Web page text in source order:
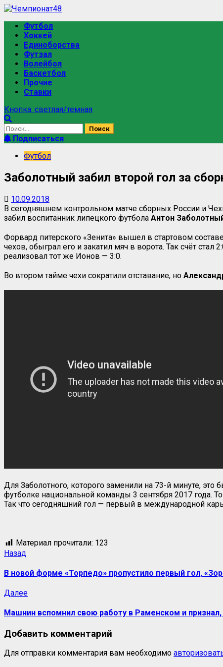
Футбол
Хоккей
Единоборства
Футзал
Волейбол
Баскетбол
Прочие
Ставки
Кнопка: светлая/темная
Подписаться
Футбол
Заболотный забил второй гол за
10.09.2018
В сегодняшнем контрольном матче сборных России и
забил воспитанник липецкого футбола Антон
Форвард питерского «Зенита» вышел в стартовом
чехов, обыграл его и закатил мяч в ворота. Так счёт стал
реализовал тот же Ионов — 3:0.
Во втором тайме чехи сократили отставание, но
Для Заболотного, которого заменили на 73-й минуте,
футболке национальной команды 3 сентября 2017 года.
Так что сегодняшний гол — первый в международной
Материал прочитали: 123
Назад
В новой форме «Торпедо» пропустило первый гол,
Далее
Машнин вспомнил свою работу в Раменском и признал,
Добавить комментарий
Для отправки комментария вам необходимо